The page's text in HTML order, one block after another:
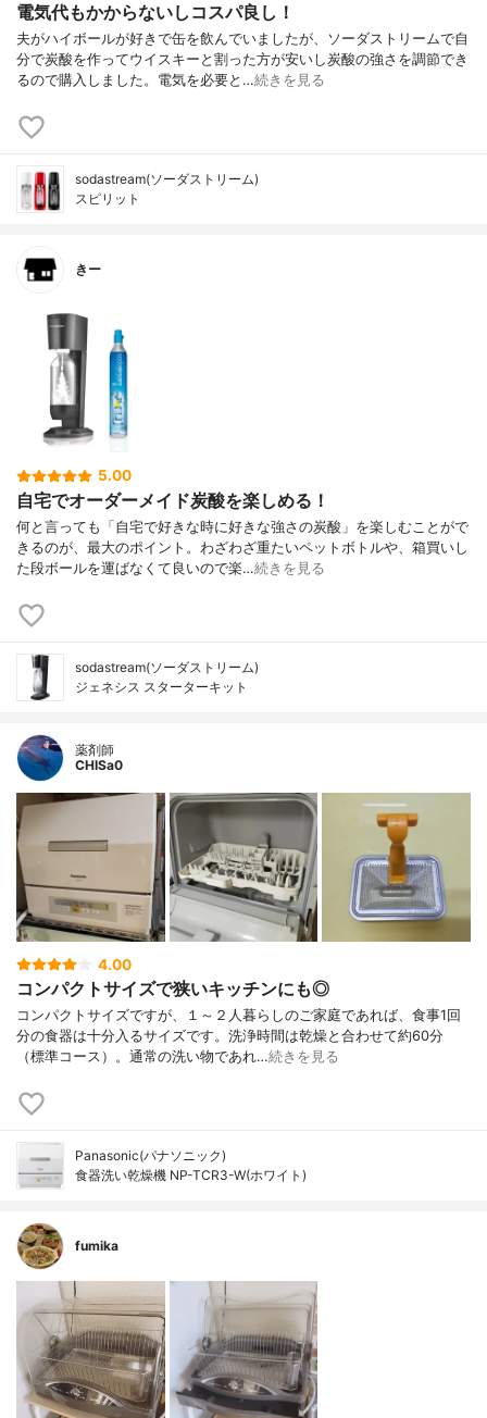
電気代もかからないしコスパ良し！
夫がハイボールが好きで缶を飲んでいましたが、ソーダストリームで自
分で炭酸を作ってウイスキーと割った方が安いし炭酸の強さを調節でき
るので購入しました。電気を必要と…続きを見る
sodastream(ソーダストリーム)
スピリット
きー
5.00
自宅でオーダーメイド炭酸を楽しめる！
何と言っても「自宅で好きな時に好きな強さの炭酸」を楽しむことがで
きるのが、最大のポイント。わざわざ重たいペットボトルや、箱買いし
た段ボールを運ばなくて良いので楽…続きを見る
sodastream(ソーダストリーム)
ジェネシス スターターキット
薬剤師
CHISa0
4.00
コンパクトサイズで狭いキッチンにも◎
コンパクトサイズですが、１～２人暮らしのご家庭であれば、食事1回
分の食器は十分入るサイズです。洗浄時間は乾燥と合わせて約60分
（標準コース）。通常の洗い物であれ…続きを見る
Panasonic(パナソニック)
食器洗い乾燥機 NP-TCR3-W(ホワイト)
fumika